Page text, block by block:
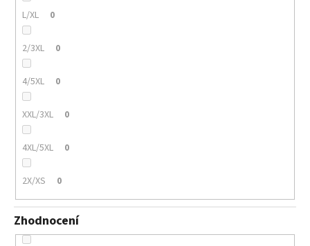
L/XL 0
2/3XL 0
4/5XL 0
XXL/3XL 0
4XL/5XL 0
2X/XS 0
Zhodnocení